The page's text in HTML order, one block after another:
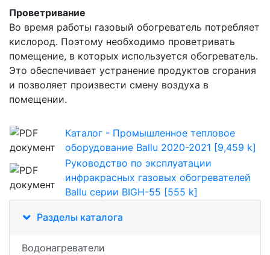
Проветривание
Во время работы газовый обогреватель потребляет
кислород. Поэтому необходимо проветривать
помещение, в которых используется обогреватель.
Это обеспечивает устранение продуктов сгорания
и позволяет произвести смену воздуха в
помещении.
Каталог - Промышленное тепловое
оборудование Ballu 2020-2021 [9,459 k]
Руководство по эксплуатации
инфракрасных газовых обогревателей
Ballu серии BIGH-55 [555 k]
Разделы каталога
Водонагреватели